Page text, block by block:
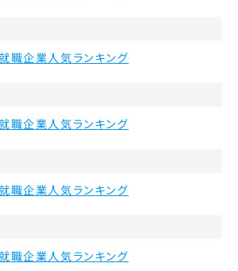
職企業人気ランキング
職企業人気ランキング
職企業人気ランキング
職企業人気ランキング